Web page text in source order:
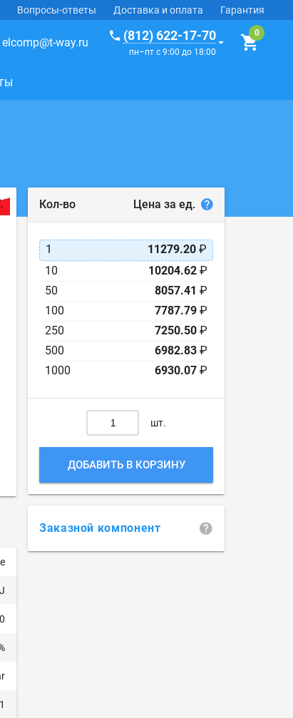
Вопросы-ответы Доставка и оплата Гарантия
elcomp@t-way.ru (812) 622-17-70
пн–пт с 9:00 до 18:00
J
1
Кол-во Цена за ед.
1 11279.20 ₽
10
10204.62 ₽
50
8057.41 ₽
100
7787.79 ₽
250
7250.50 ₽
500
6982.83 ₽
1000
6930.07 ₽
шт.
ДОБАВИТЬ В КОРЗИНУ
Заказной компонент